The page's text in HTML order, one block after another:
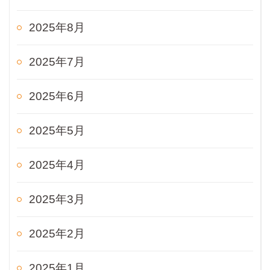
2025年8月
2025年7月
2025年6月
2025年5月
2025年4月
2025年3月
2025年2月